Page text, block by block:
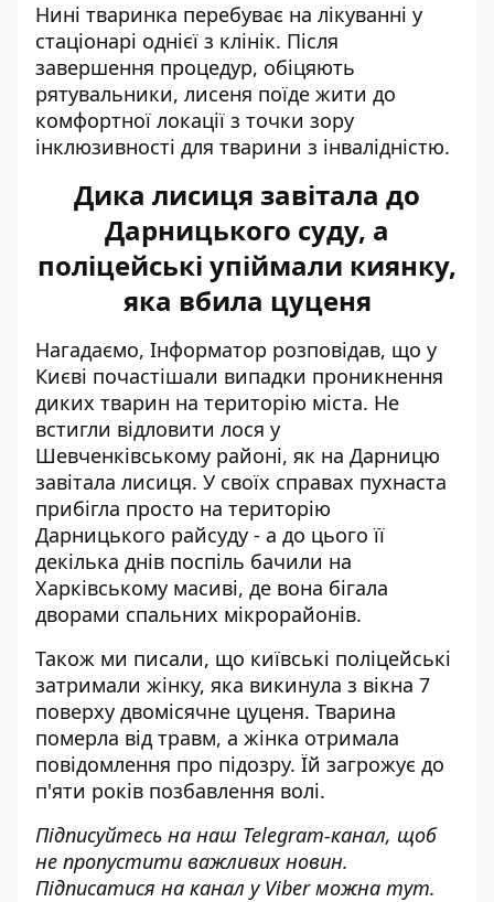
Нині тваринка перебуває на лікуванні у
стаціонарі однієї з клінік. Після
завершення процедур, обіцяють
рятувальники, лисеня поїде жити до
комфортної локації з точки зору
інклюзивності для тварини з інвалідністю.
Дика лисиця завітала до
Дарницького суду, а
поліцейські упіймали киянку,
яка вбила цуценя
Нагадаємо, Інформатор розповідав, що у
Києві почастішали випадки проникнення
диких тварин на територію міста. Не
встигли відловити лося у
Шевченківському районі, як на Дарницю
завітала лисиця. У своїх справах пухнаста
прибігла просто на територію
Дарницького райсуду - а до цього її
декілька днів поспіль бачили на
Харківському масиві, де вона бігала
дворами спальних мікрорайонів.
Також ми писали, що київські поліцейські
затримали жінку, яка викинула з вікна 7
поверху двомісячне цуценя. Тварина
померла від травм, а жінка отримала
повідомлення про підозру. Їй загрожує до
п'яти років позбавлення волі.
Підписуйтесь на наш Telegram-канал, щоб
не пропустити важливих новин.
Підписатися на канал у Viber можна тут.